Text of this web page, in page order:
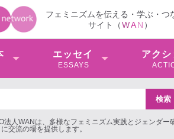
フェミニズムを伝える・学ぶ・つ
サイト（WAN ）
エッセイ
ESSAYS
アクシ
人WANは、多様なフェミニズム実践とジェンダー
交流の場を提供します。